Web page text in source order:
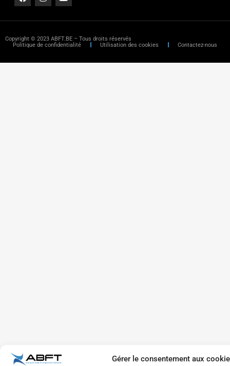
Gérer le consentement aux
Copyright © 2023 ABFT.BE – Tous droits réservés
Politique de confidentialité
Utilisation des cookies Contactez-nous